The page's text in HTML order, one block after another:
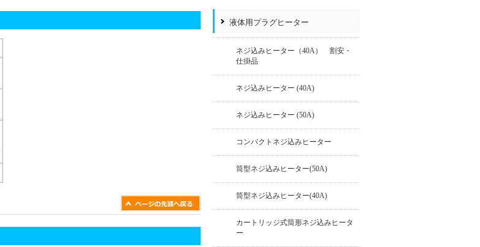
液体用プラグヒーター
ネジ込みヒーター（40A） 割安・
仕掛品
ネジ込みヒーター (40A)
ネジ込みヒーター (50A)
コンパクトネジ込みヒーター
筒型ネジ込みヒーター(50A)
筒型ネジ込みヒーター(40A)
カートリッジ式筒形ネジ込みヒータ
ー